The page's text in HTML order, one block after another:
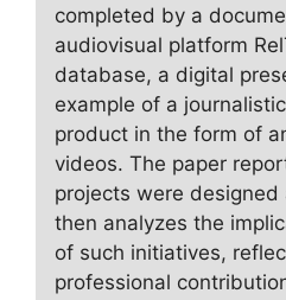
completed by a
audiovisual platform
database, a digital
example of a
product in the form of
videos. The paper
projects were
then analyzes the
of such initiatives,
professional